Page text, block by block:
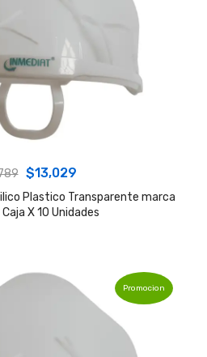
Original
price
was:
$13,029Current
price
is:
Plastico Transparente marca
Caja X 10 Unidades
Promocion